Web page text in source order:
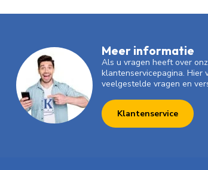
Meer informatie
Als u vragen heeft over
klantenservicepagina. Hier
veelgestelde vragen en
Klantenservice